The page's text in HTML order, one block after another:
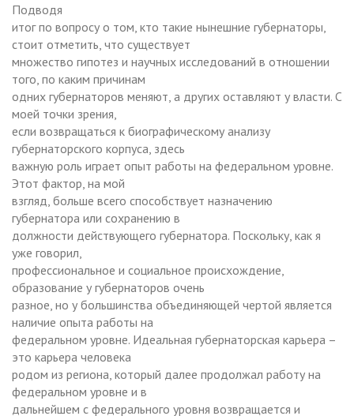
Подводя
итог по вопросу о том, кто такие нынешние губернаторы,
стоит отметить, что существует
множество гипотез и научных исследований в отношении
того, по каким причинам
одних губернаторов меняют, а других оставляют у власти. С
моей точки зрения,
если возвращаться к биографическому анализу
губернаторского корпуса, здесь
важную роль играет опыт работы на федеральном уровне.
Этот фактор, на мой
взгляд, больше всего способствует назначению
губернатора или сохранению в
должности действующего губернатора. Поскольку, как я
уже говорил,
профессиональное и социальное происхождение,
образование у губернаторов очень
разное, но у большинства объединяющей чертой является
наличие опыта работы на
федеральном уровне. Идеальная губернаторская карьера –
это карьера человека
родом из региона, который далее продолжал работу на
федеральном уровне и в
дальнейшем с федерального уровня возвращается и